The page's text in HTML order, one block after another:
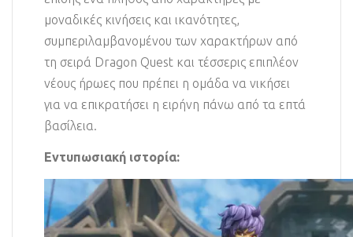
μοναδικές κινήσεις και ικανότητες,
συμπεριλαμβανομένου των χαρακτήρων από
τη σειρά Dragon Quest και τέσσερις επιπλέον
νέους ήρωες που πρέπει η ομάδα να νικήσει
για να επικρατήσει η ειρήνη πάνω από τα επτά
βασίλεια.
Εντυπωσιακή ιστορία: